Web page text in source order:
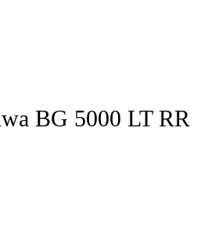
BG 5000 LT RR